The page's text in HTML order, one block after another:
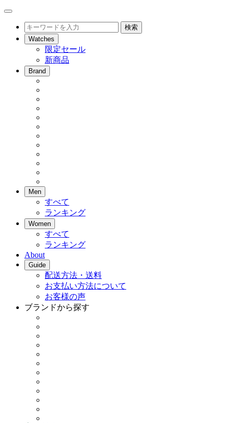
メ
検
索
検索
Watches
限定セール
新商品
Brand
Men
すべて
ランキング
Women
すべて
ランキング
About
Guide
配送方法・送料
お支払い方法について
お客様の声
ブランドから探す